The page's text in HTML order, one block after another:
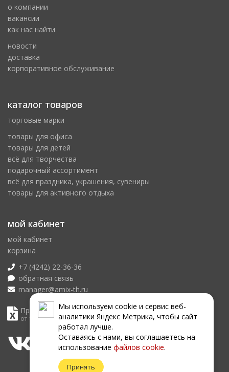
Мы используем сookie и сервис веб-
аналитики Яндекс Метрика, чтобы сайт
работал лучше.
Оставаясь с нами, вы соглашаетесь на
использование файлов сookie.
Принять
о компании
вакансии
как нас найти
новости
доставка
корпоративное обслуживание
каталог товаров
торговые марки
товары для офиса
товары для детей
всё для творчества
подарочный ассортимент
всё для праздника, украшения, сувениры
товары для активного отдыха
мой кабинет
мой кабинет
корзина
+7 (4242) 22-36-36
обратная связь
manager@amix-th.ru
Прайс лист
от 11.08.2026